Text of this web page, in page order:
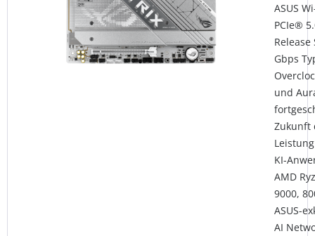
ASUS
PCIe®
Gbps
und
Zukunft
KI-
AMD
9000,
ASUS-
AI